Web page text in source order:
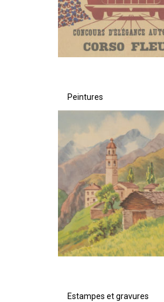
Peintures
Estampes et gravures